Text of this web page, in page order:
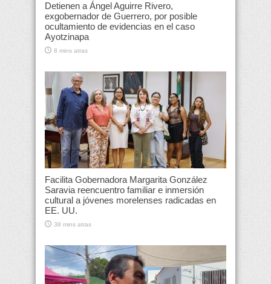
Detienen a Ángel Aguirre Rivero,
exgobernador de Guerrero, por posible
ocultamiento de evidencias en el caso
Ayotzinapa
8 mins atras
Facilita Gobernadora Margarita González
Saravia reencuentro familiar e inmersión
cultural a jóvenes morelenses radicadas en
EE. UU.
38 mins atras